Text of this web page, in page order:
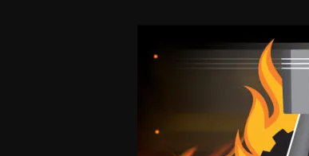
De meest krachtige